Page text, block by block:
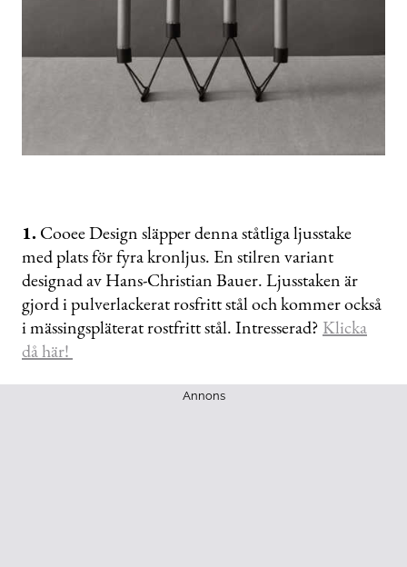
1. Cooee Design släpper denna ståtliga ljusstake
med plats för fyra kronljus. En stilren variant
designad av Hans-Christian Bauer. Ljusstaken är
gjord i pulverlackerat rosfritt stål och kommer också
i mässingspläterat rostfritt stål. Intresserad? Klicka
då här!
Annons